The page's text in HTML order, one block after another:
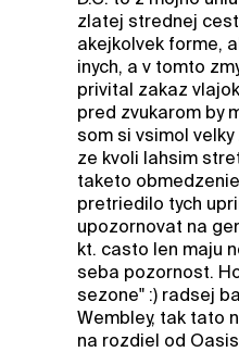
zlatej strednej
akejkolvek forme,
inych, a v tomto
privital zakaz
pred zvukarom by
som si vsimol
ze kvoli lahsim
taketo
pretriedilo tych
upozornovat na
kt. casto len maju
seba pozornost.
sezone" :) radsej
Wembley, tak tato
na rozdiel od